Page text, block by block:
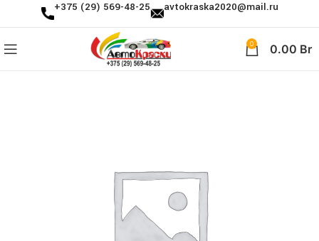
+375 (29) 569-48-25 avtokraska2020@mail.ru
0 0.00 Br